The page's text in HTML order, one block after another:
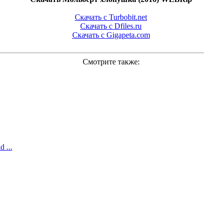
Скачать с Turbobit.net
Скачать с Dfiles.ru
Скачать с Gigapeta.com
Смотрите также:
...